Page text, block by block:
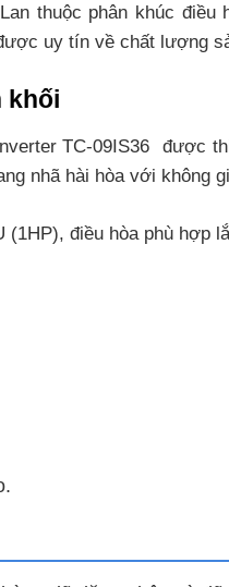
thuộc phân khúc
uy tín về chất lượng
khối
TC-09IS36 được
nhã hài hòa với không
(1HP), điều hòa phù hợp
có thể còn 0.3W.
iFeel